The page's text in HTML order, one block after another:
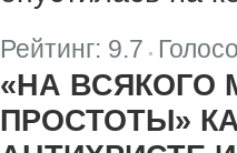
Рейтинг: 9.7
«НА ВСЯКОГО
ПРОСТОТЫ»